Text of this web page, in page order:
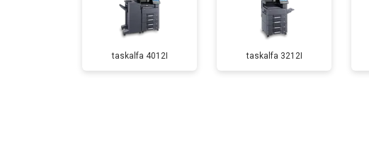
Замена печатной головки
Замена каретки
taskalfa 4012I taskalfa 3212I